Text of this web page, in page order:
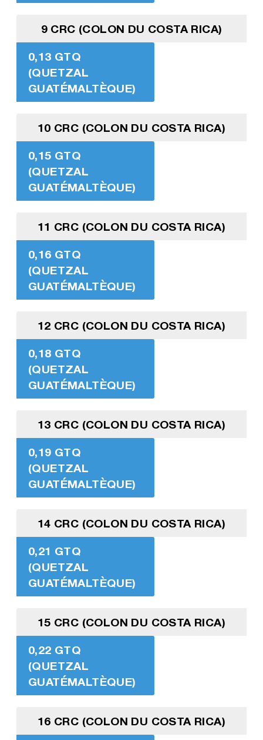
9 CRC (COLON DU COSTA RICA)
0,13 GTQ
(QUETZAL
GUATÉMALTÈQUE)
10 CRC (COLON DU COSTA RICA)
0,15 GTQ
(QUETZAL
GUATÉMALTÈQUE)
11 CRC (COLON DU COSTA RICA)
0,16 GTQ
(QUETZAL
GUATÉMALTÈQUE)
12 CRC (COLON DU COSTA RICA)
0,18 GTQ
(QUETZAL
GUATÉMALTÈQUE)
13 CRC (COLON DU COSTA RICA)
0,19 GTQ
(QUETZAL
GUATÉMALTÈQUE)
14 CRC (COLON DU COSTA RICA)
0,21 GTQ
(QUETZAL
GUATÉMALTÈQUE)
15 CRC (COLON DU COSTA RICA)
0,22 GTQ
(QUETZAL
GUATÉMALTÈQUE)
16 CRC (COLON DU COSTA RICA)